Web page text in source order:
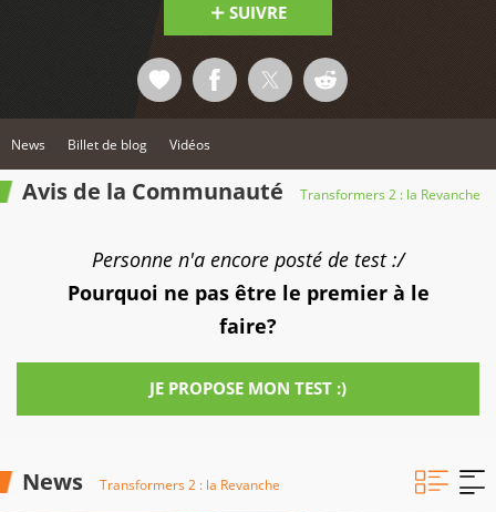
SUIVRE
News Billet de blog Vidéos
Avis de la Communauté Transformers 2 : la Revanche
Personne n'a encore posté de test :/
Pourquoi ne pas être le premier à le
faire?
JE PROPOSE MON TEST :)
News Transformers 2 : la Revanche